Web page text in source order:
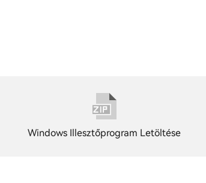
Windows Illesztőprogram Letöltése